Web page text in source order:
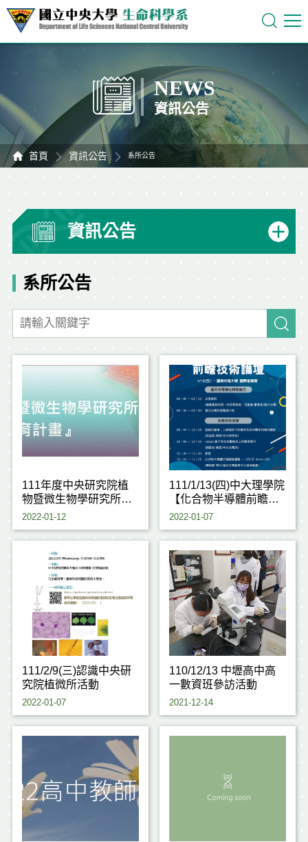
NEWS
資訊公告
首頁 資訊公告 系所公告
資訊公告
系所公告
111年度中央研究院植
物暨微生物學研究所
『暑期大學生培育計
2022-01-12
111/1/13(四)中大理學院
【化合物半導體前瞻技
術論壇】
2022-01-07
111/2/9(三)認識中央研
究院植微所活動
2022-01-07
110/12/13 中壢高中高
一數資班參訪活動
2021-12-14